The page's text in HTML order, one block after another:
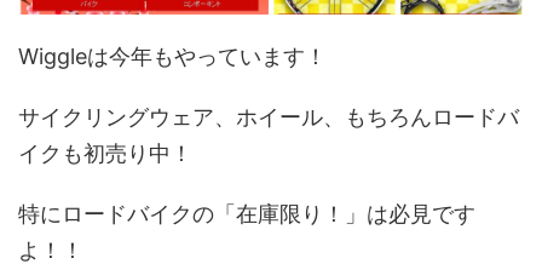
Wiggleは今年もやっています！
サイクリングウェア、ホイール、もちろんロードバ
イクも初売り中！
特にロードバイクの「在庫限り！」は必見です
よ！！